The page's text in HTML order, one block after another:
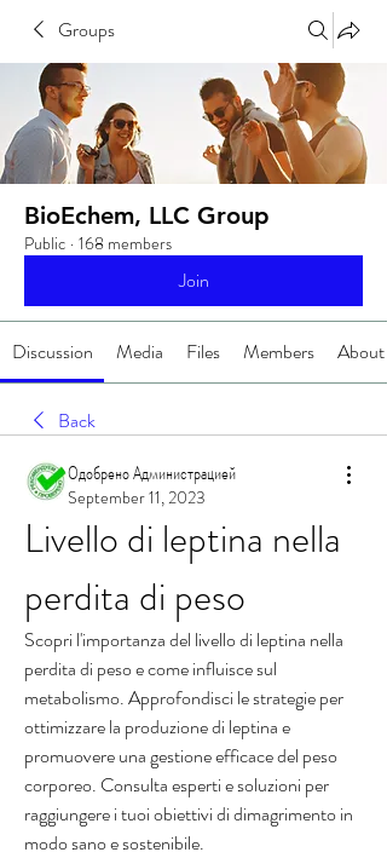
Groups
BioEchem, LLC Group
Public · 168 members
Join
Discussion Media Files Members About
Back
Одобрено Администрацией
September 11, 2023
Livello di leptina nella
perdita di peso
Scopri l'importanza del livello di leptina nella
perdita di peso e come influisce sul
metabolismo. Approfondisci le strategie per
ottimizzare la produzione di leptina e
promuovere una gestione efficace del peso
corporeo. Consulta esperti e soluzioni per
raggiungere i tuoi obiettivi di dimagrimento in
modo sano e sostenibile.